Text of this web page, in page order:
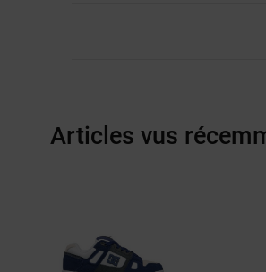
Articles vus